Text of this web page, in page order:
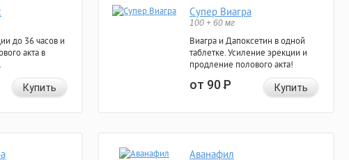
до 36 часов и
акта в
Купить
Супер Виагра
100 + 60 мг
Виагра и Дапоксетин в одной
таблетке. Усиление эрекции и
продление полового акта!
от 90Р Купить
Аванафил